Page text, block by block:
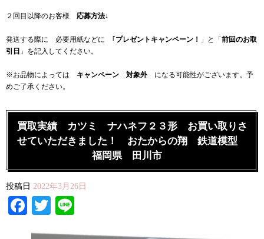
２回目以降のお客様 応募方法↓
発送する際に 必要用紙などに ｢ プレゼントキャンペーン！ 」と「 前回のお取
引日 」を記入してください。
※お品物によっては キャンペーン 対象外 になる可能性がございます。予
めご了承ください。
買取実績 カツミ ナハネフ２３形 お買い取りさ
せていただきました！ おたからの翔 鉄道模型
福岡県 田川市
投稿日 2022年3月26日
Facebook
Twitter